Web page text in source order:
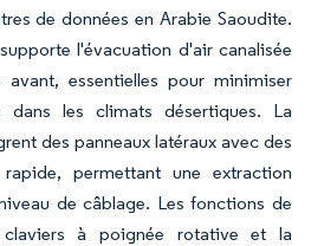
de données en Arabie Saoudite.
l'évacuation d'air canalisée
essentielles pour minimiser
dans les climats désertiques. La
des panneaux latéraux avec des
permettant une extraction
de câblage. Les fonctions de
à poignée rotative et la